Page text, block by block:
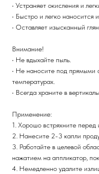
• Устраняет окисления и
• Быстро и легко наносится
• Оставляет изысканный
Внимание!
• Не вдыхайте пыль.
• Не наносите под прямыми
температурах.
• Всегда храните в
Применение:
1. Хорошо встряхните перед
2. Нанесите 2-3 капли
3. Работайте в целевой
нажатием на аппликатор,
4. Немедленно удалите